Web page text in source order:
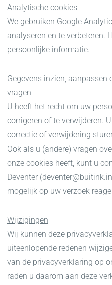
Analytische cookies
We gebruiken Google
analyseren en te verbeteren.
persoonlijke informatie.
Gegevens inzien, aanpassen
vragen
U heeft het recht om uw
corrigeren of te verwijderen.
correctie of verwijdering
Ook als u (andere) vragen
onze cookies heeft, kunt u
Deventer
mogelijk op uw verzoek
Wijzigingen
Wij kunnen deze
uiteenlopende redenen
van de privacyverklaring op
raden u daarom aan deze